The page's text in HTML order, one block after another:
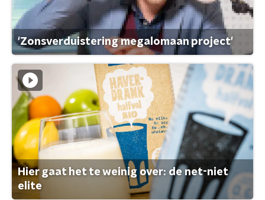
'Zonsverduistering megalomaan project'
Hier gaat het te weinig over: de net-niet
elite